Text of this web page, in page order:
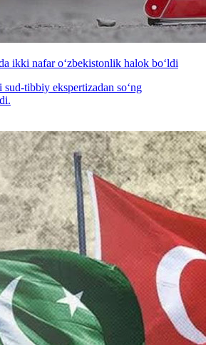
ikki nafar o‘zbekistonlik halok bo‘ldi
tibbiy ekspertizadan so‘ng